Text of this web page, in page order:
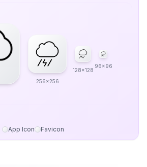
256x256
128x128
96x96
App Icon Favicon